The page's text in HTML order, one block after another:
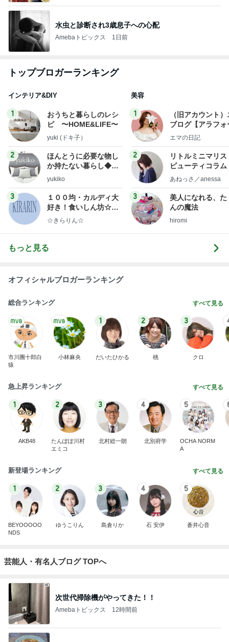
水虫と診断され3歳息子への心配
Amebaトピックス 1日前
トップブロガーランキング
インテリア&DIY
1
おうちと暮らしのレシ
ピ 〜HOME&LIFE〜
yuki (ドキ子）
2
ほんとうに必要な物し
か持たない暮らし◆Ke
ep Life Simple◆〜イ
yukiko
3
１００均・カルディ大
好き！食いしん坊☆き
らりん☆のブログ
☆きらりん☆
美容
1
（旧アカウント
ブログ【アラフォ
社売却セカンドラ
エマの日記
2
リトルミニマリス
ビューティコラ
little
あねっさ／anessa
3
美人になれる、た
んの魔法
hiromi
もっと見る
オフィシャルブロガーランキング
総合ランキング すべて見る
市川團十郎白
猿
小林麻央
1
だいたひかる
2
桃
3
クロ
急上昇ランキング すべて見る
1
AKB48
2
たんぽぽ川村
エミコ
3
北村総一朗
4
北別府学
5
OCHA NORM
A
新登場ランキング すべて見る
1
BEYOOOOO
NDS
2
ゆうこりん
3
島倉りか
4
石 安伊
5
蒼井心音
芸能人・有名人ブログ TOPへ
次世代掃除機がやってきた！！
Amebaトピックス 12時間前